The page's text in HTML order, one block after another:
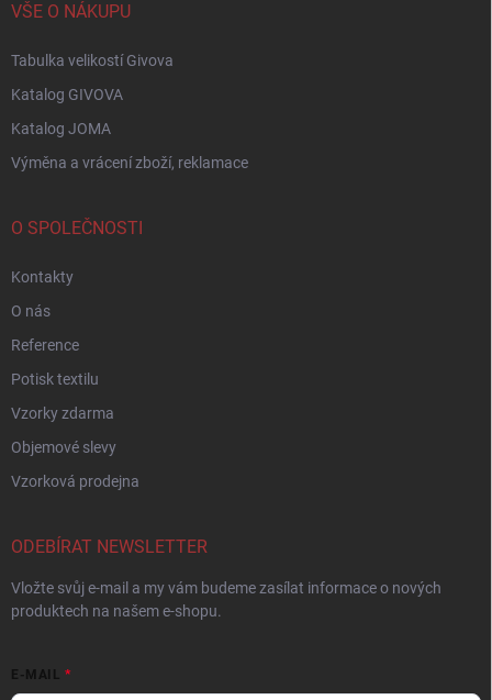
VŠE O NÁKUPU
Tabulka velikostí Givova
Katalog GIVOVA
Katalog JOMA
Výměna a vrácení zboží, reklamace
O SPOLEČNOSTI
Kontakty
O nás
Reference
Potisk textilu
Vzorky zdarma
Objemové slevy
Vzorková prodejna
ODEBÍRAT NEWSLETTER
Vložte svůj e-mail a my vám budeme zasílat informace o nových
produktech na našem e-shopu.
E-MAIL